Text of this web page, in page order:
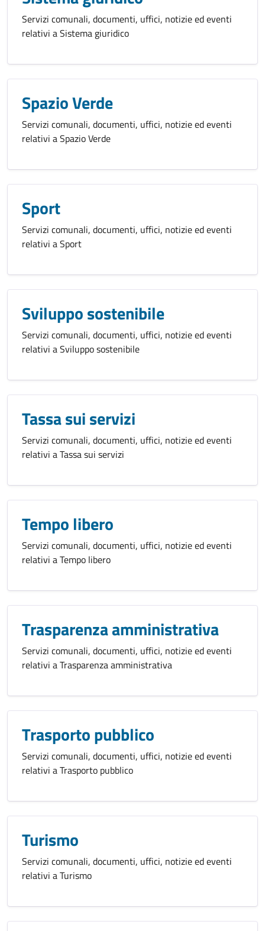
Servizi comunali, documenti, uffici, notizie ed eventi
relativi a Sistema giuridico
Spazio Verde
Servizi comunali, documenti, uffici, notizie ed eventi
relativi a Spazio Verde
Sport
Servizi comunali, documenti, uffici, notizie ed eventi
relativi a Sport
Sviluppo sostenibile
Servizi comunali, documenti, uffici, notizie ed eventi
relativi a Sviluppo sostenibile
Tassa sui servizi
Servizi comunali, documenti, uffici, notizie ed eventi
relativi a Tassa sui servizi
Tempo libero
Servizi comunali, documenti, uffici, notizie ed eventi
relativi a Tempo libero
Trasparenza amministrativa
Servizi comunali, documenti, uffici, notizie ed eventi
relativi a Trasparenza amministrativa
Trasporto pubblico
Servizi comunali, documenti, uffici, notizie ed eventi
relativi a Trasporto pubblico
Turismo
Servizi comunali, documenti, uffici, notizie ed eventi
relativi a Turismo